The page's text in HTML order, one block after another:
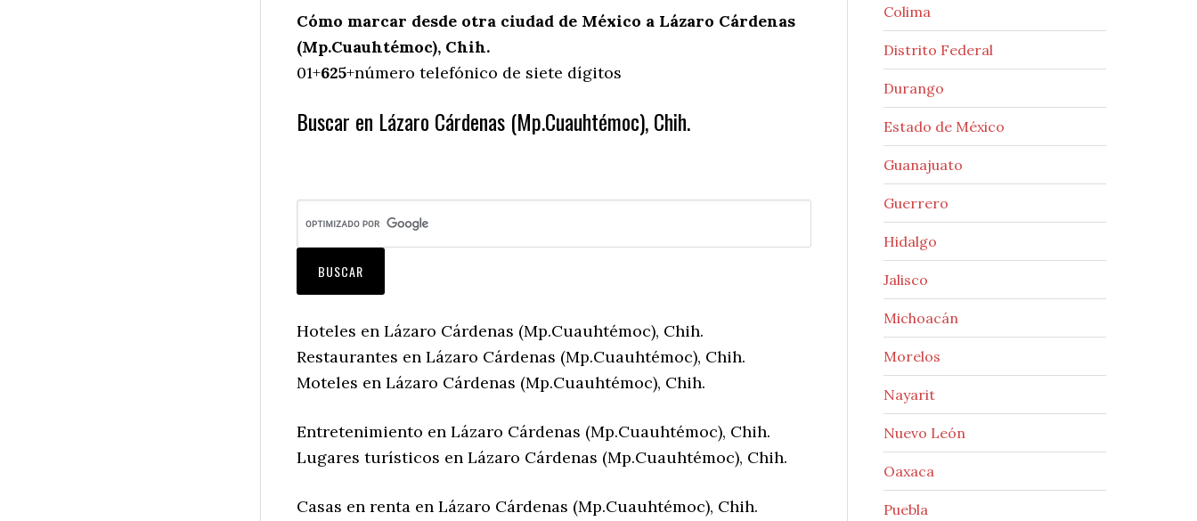
Cómo marcar desde otra ciudad de México a Lázaro Cárdenas
(Mp.Cuauhtémoc), Chih.
01+625+número telefónico de siete dígitos
Buscar en Lázaro Cárdenas (Mp.Cuauhtémoc), Chih.
Hoteles en Lázaro Cárdenas (Mp.Cuauhtémoc), Chih.
Restaurantes en Lázaro Cárdenas (Mp.Cuauhtémoc), Chih.
Moteles en Lázaro Cárdenas (Mp.Cuauhtémoc), Chih.
Entretenimiento en Lázaro Cárdenas (Mp.Cuauhtémoc), Chih.
Lugares turísticos en Lázaro Cárdenas (Mp.Cuauhtémoc), Chih.
Casas en renta en Lázaro Cárdenas (Mp.Cuauhtémoc), Chih.
Colima
Distrito Federal
Durango
Estado de México
Guanajuato
Guerrero
Hidalgo
Jalisco
Michoacán
Morelos
Nayarit
Nuevo León
Oaxaca
Puebla